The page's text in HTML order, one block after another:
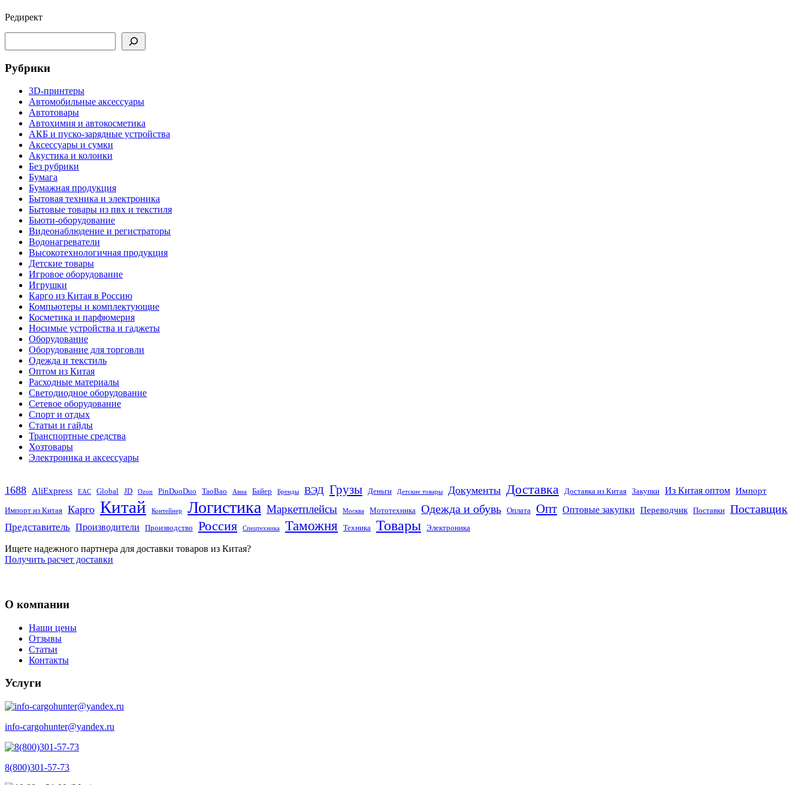
Редирект
Рубрики
3D-принтеры
Автомобильные аксессуары
Автотовары
Автохимия и автокосметика
АКБ и пуско-зарядные устройства
Аксессуары и сумки
Акустика и колонки
Без рубрики
Бумага
Бумажная продукция
Бытовая техника и электроника
Бытовые товары из пвх и текстиля
Бьюти-оборудование
Видеонаблюдение и регистраторы
Водонагреватели
Высокотехнологичная продукция
Детские товары
Игровое оборудование
Игрушки
Карго из Китая в Россию
Компьютеры и комплектующие
Косметика и парфюмерия
Носимые устройства и гаджеты
Оборудование
Оборудование для торговли
Одежда и текстиль
Оптом из Китая
Расходные материалы
Светодиодное оборудование
Сетевое оборудование
Спорт и отдых
Статьи и гайды
Транспортные средства
Хозтовары
Электроника и аксессуары
1688 AliExpress EAC Global JD Ozon PinDuoDuo TaoBao Авиа Байер Бренды ВЭД Грузы Деньги Детские товары Документы Доставка Доставка из Китая Закупки Из Китая оптом Импорт
Импорт из Китая Карго Китай Контейнер Логистика Маркетплейсы Москва Мототехника Одежда и обувь Оплата Опт Оптовые закупки Переводчик Поставки Поставщик
Представитель Производители Производство Россия Спецтехника Таможня Техника Товары Электроника
Ищете надежного партнера для доставки товаров из Китая?
Получить расчет доставки
О компании
Наши цены
Отзывы
Статьи
Контакты
Услуги
info-cargohunter@yandex.ru
8(800)301-57-73